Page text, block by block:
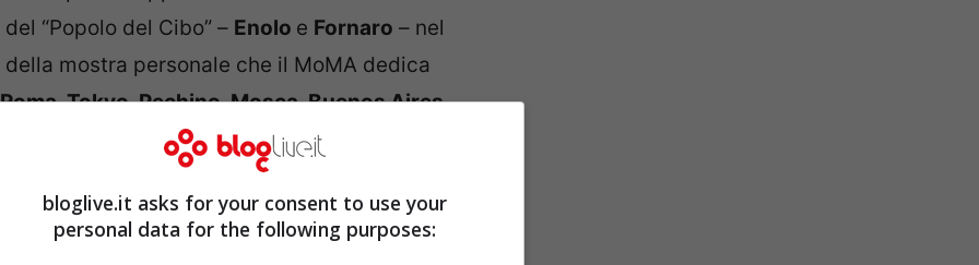
“Popolo del Cibo” – Enolo e Fornaro – nel
della mostra personale che il MoMA dedica
Roma, Tokyo, Pechino, Mosca, Buenos Aires
già esposte a Milano in Stazione
. E presto i protagonisti del “Popolo del
e negli aeroporti di Malpensa e Linate. Il
frutti della terra e gli elementi base
bloglive.it asks for your consent to use your
personal data for the following purposes: